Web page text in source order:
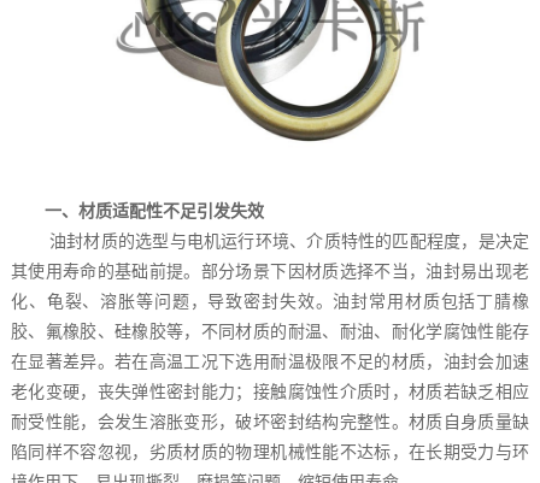
一、材质适配性不足引发失效
油封材质的选型与电机运行环境、介质特性的匹配程度，是决定
其使用寿命的基础前提。部分场景下因材质选择不当，油封易出现老
化、龟裂、溶胀等问题，导致密封失效。油封常用材质包括丁腈橡
胶、氟橡胶、硅橡胶等，不同材质的耐温、耐油、耐化学腐蚀性能存
在显著差异。若在高温工况下选用耐温极限不足的材质，油封会加速
老化变硬，丧失弹性密封能力；接触腐蚀性介质时，材质若缺乏相应
耐受性能，会发生溶胀变形，破坏密封结构完整性。材质自身质量缺
陷同样不容忽视，劣质材质的物理机械性能不达标，在长期受力与环